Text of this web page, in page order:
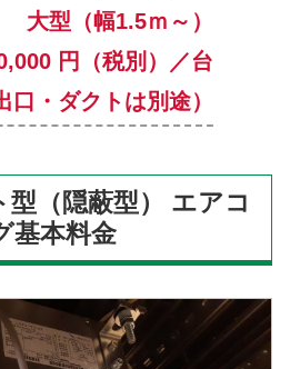
大型（幅1.5ｍ～）
円（税別）／台
口・ダクトは別途）
型（隠蔽型） エアコ
基本料金